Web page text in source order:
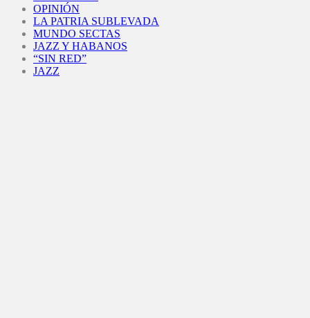
OPINIÓN
LA PATRIA SUBLEVADA
MUNDO SECTAS
JAZZ Y HABANOS
“SIN RED”
JAZZ